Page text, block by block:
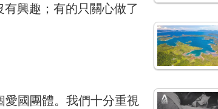
興趣；有的只關心做了
國團體。我們十分重視